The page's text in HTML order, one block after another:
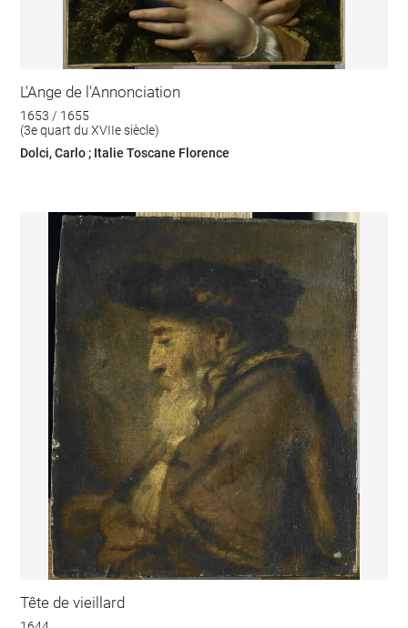
L'Ange de l'Annonciation
1653 / 1655
(3e quart du XVIIe siècle)
Dolci, Carlo ; Italie Toscane Florence
Tête de vieillard